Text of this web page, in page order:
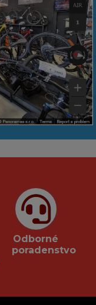
Odborné
poradenstvo